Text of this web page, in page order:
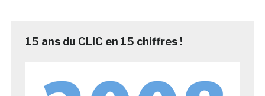
15 ans du CLIC en 15 chiffres !